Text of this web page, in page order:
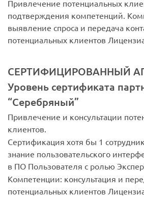
Привлечение потенциальных
подтверждения компетенций.
выявление спроса и передача
потенциальных клиентов
СЕРТИФИЦИРОВАННЫЙ
Уровень сертификата
“Серебряный”
Привлечение и консультации
клиентов.
Сертификация хотя бы 1
знание пользовательского
в ПО Пользователя с ролью
Компетенции: консультация и
потенциальных клиентов